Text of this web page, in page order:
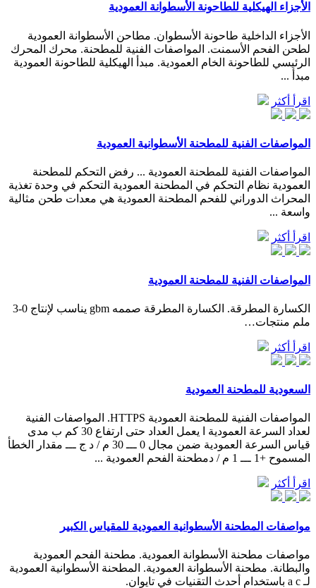
الأجزاء الهيكلية للطاحونة الأسطوانة العمودية
الأجزاء الداخلية طاحونة الأسطوان. مطاحن الأسطوانة العمودية
لطحن الفحم الأسمنت. المواصفات الفنية للمطحنة. محرك المحرك
الرئيسي للطاحونة الخام العمودية. مبدأ الهيكلية للطاحونة العمودية
مبدأ ...
اقرأ أكثر
المواصفات الفنية للمطحنة الأسطوانية العمودية
المواصفات الفنية للمطحنة العمودية ... رفض التحكم للمطحنة
العمودية نظام التحكم في المطحنة العمودية التحكم في وحدة تغذية
المحراث الدوراني للفحم المطحنة العمودية هي معدات طحن مثالية
واسعة ...
اقرأ أكثر
المواصفات الفنية للمطحنة العمودية
الكسارة المطرقة. الكسارة المطرقة صممه gbm يناسب لإنتاج 0-3
ملم منتجات…
اقرأ أكثر
السعودية للمطحنة العمودية
المواصفات الفنية للمطحنة العمودية HTTPS. المواصفات الفنية
لعداد السرعة العمودية ا يعمل العداد حتى ارتفاع 30 كم ب مدى
قياس السرعة العمودية ضمن مجال 0 ـــ 30 م / د ج ـــ مقدار الخطأ
المسموح +1 ـــ 1 م / دمطحنة الفحم العمودية ...
اقرأ أكثر
مواصفات المطحنة الأسطوانية العمودية للمقياس الكبير
مواصفات مطحنة الأسطوانة العمودية. مطحنة الفحم العمودية
والبطانة. مطحنة الأسطوانة العمودية. المطحنة الأسطوانية العمودية
لـ a c باستخدام أحدث التقنيات في تايوان.